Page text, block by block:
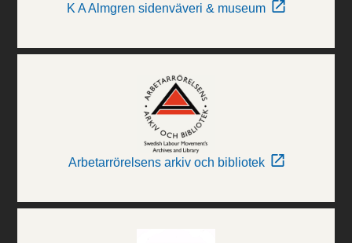
K A Almgren sidenväveri & museum
Arbetarrörelsens arkiv och bibliotek